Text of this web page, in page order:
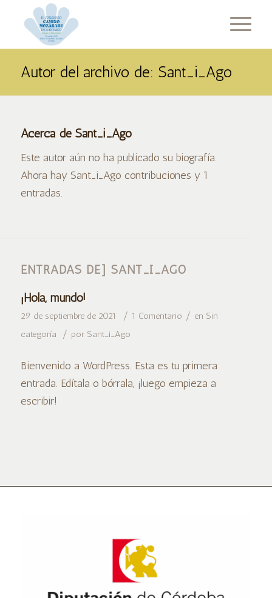
Autor del archivo de: Sant_i_Ago
Acerca de Sant_i_Ago
Este autor aún no ha publicado su biografía.
Ahora hay Sant_i_Ago contribuciones y 1
entradas.
ENTRADAS DE] SANT_I_AGO
¡Hola, mundo!
29 de septiembre de 2021 / 1 Comentario / en Sin
categoría
/ por Sant_i_Ago
Bienvenido a WordPress. Esta es tu primera
entrada. Edítala o bórrala, ¡luego empieza a
escribir!